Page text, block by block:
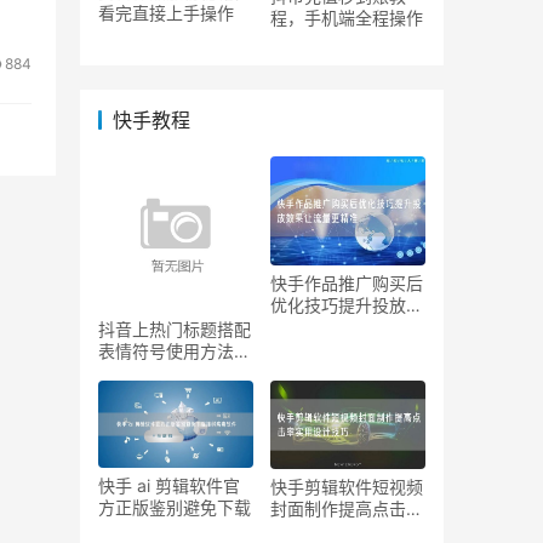
884
看完直接上手操作
程，手机端全程操作
快手教程
抖音上热门标题搭配
表情符号使用方法提
快手作品推广购买后
优化技巧提升投放效
快手 ai 剪辑软件官
方正版鉴别避免下载
快手剪辑软件短视频
封面制作提高点击率